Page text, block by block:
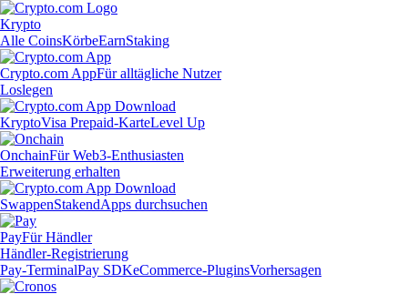
Krypto
Alle CoinsKörbeEarnStaking
Crypto.com AppFür alltägliche Nutzer
Loslegen
KryptoVisa Prepaid-KarteLevel Up
OnchainFür Web3-Enthusiasten
Erweiterung erhalten
SwappenStakendApps durchsuchen
PayFür Händler
Händler-Registrierung
Pay-TerminalPay SDKeCommerce-PluginsVorhersagen